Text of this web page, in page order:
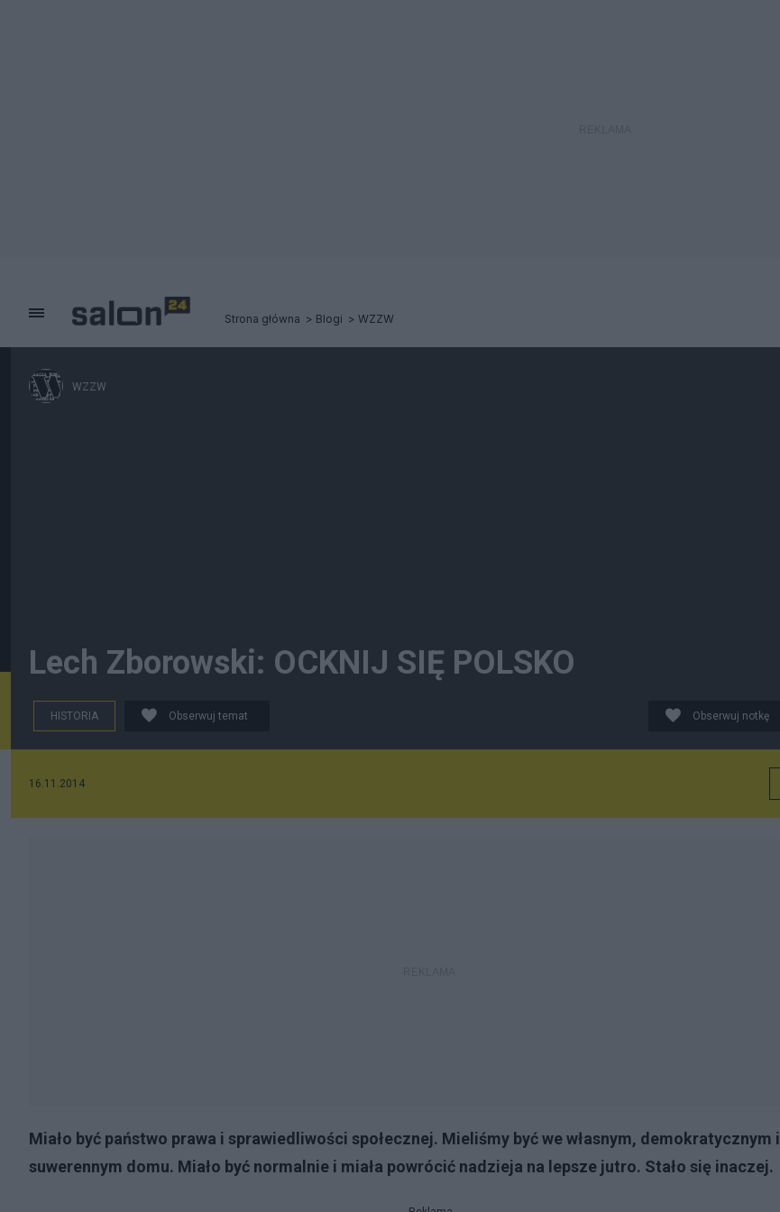
Strona główna Blogi WZZW
WZZW
Lech Zborowski: OCKNIJ SIĘ POLSKO
HISTORIA Obserwuj temat Obserwuj notkę
16.11.2014
Miało być państwo prawa i sprawiedliwości społecznej. Mieliśmy być we własnym, demokratycznym i
suwerennym domu. Miało być normalnie i miała powrócić nadzieja na lepsze jutro. Stało się inaczej.